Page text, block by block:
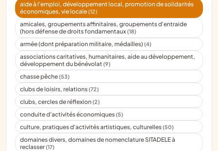
aide à l'emploi, développement local, promotion de solidarités
économiques, vie locale(12)
amicales, groupements affinitaires, groupements d'entraide
(hors défense de droits fondamentaux(18)
armée (dont préparation militaire, médailles)(4)
associations caritatives, humanitaires, aide au développement,
développement du bénévolat(9)
chasse pêche(53)
clubs de loisirs, relations(72)
clubs, cercles de réflexion(2)
conduite d'activités économiques(5)
culture, pratiques d'activités artistiques, culturelles(50)
domaines divers, domaines de nomenclature SITADELE à
reclasser(17)